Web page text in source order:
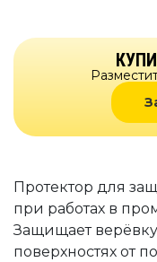
Протектор для
при работах в
Защищает
поверхностях от